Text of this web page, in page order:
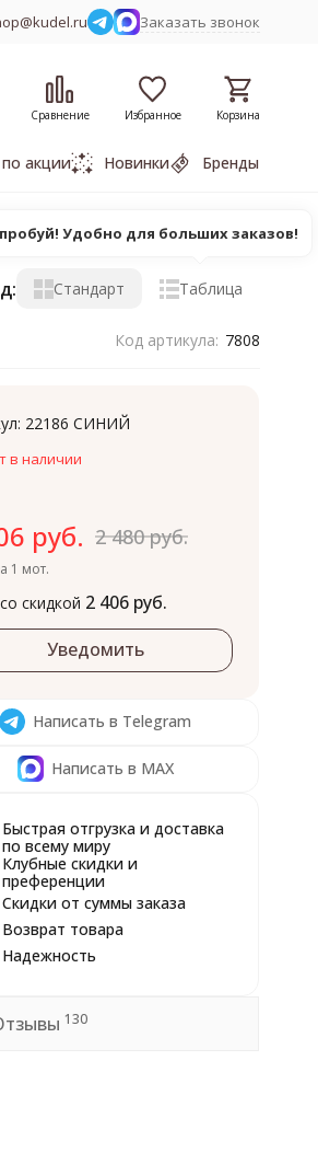
Заказать звонок
Сравнение Избранное Корзина
акции Новинки Бренды
Стандарт Таблица
Код артикула: 7808
22186 СИНИЙ
в наличии
руб. 2 480 руб.
1 мот.
скидкой 2 406 руб.
Уведомить
Написать в Telegram
Написать в MAX
Быстрая отгрузка и доставка
по всему миру
Клубные скидки и
преференции
Скидки от суммы заказа
Возврат товара
Надежность
130
Удобно для больших заказов!